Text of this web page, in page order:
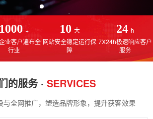
1000 +
业客户遍布全
行业
10 大
网站安全稳定运行保
障
24 h
7X24h极速响应客户
服务
的服务 · SERVICES
与全网推广，塑造品牌形象，提升获客效果